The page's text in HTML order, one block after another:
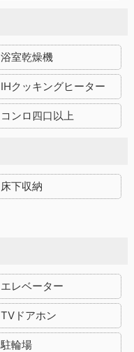
浴室乾燥機
IHクッキングヒーター
コンロ四口以上
床下収納
エレベーター
TVドアホン
駐輪場